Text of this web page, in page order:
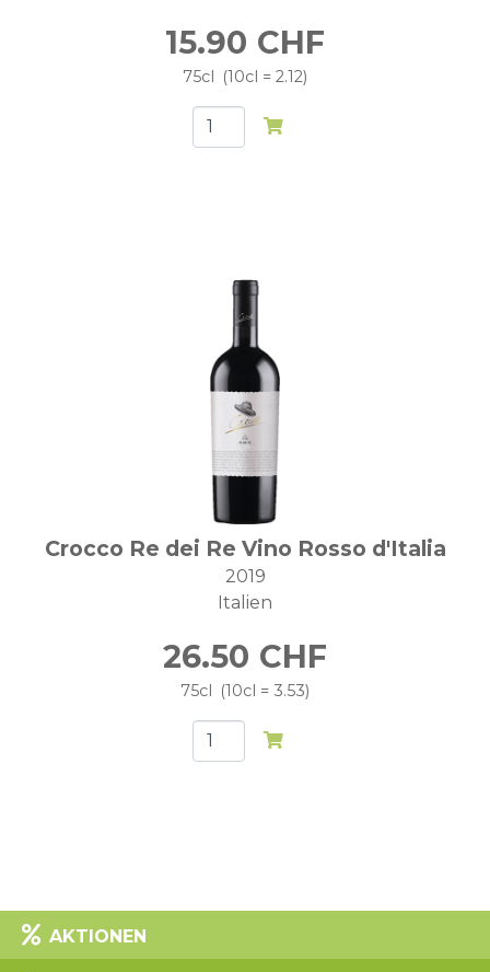
15.90 CHF
75cl 10cl = 2.12
Crocco Re dei Re Vino Rosso d'Italia
2019
Italien
26.50 CHF
75cl 10cl = 3.53
AKTIONEN